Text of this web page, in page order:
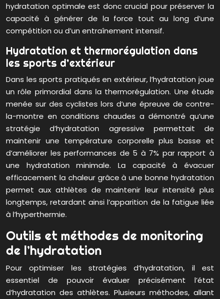
hydratation optimale est donc crucial pour préserver la
capacité à générer de la force tout au long d’une
compétition ou d’un entraînement intensif.
Hydratation et thermorégulation dans
les sports d’extérieur
Dans les sports pratiqués en extérieur, l’hydratation joue
un rôle primordial dans la thermorégulation. Une étude
menée sur des cyclistes lors d’une épreuve de contre-
la-montre en conditions chaudes a démontré qu’une
stratégie d’hydratation agressive permettait de
maintenir une température corporelle plus basse et
d’améliorer les performances de 5 à 7% par rapport à
une hydratation minimale. La capacité à évacuer
efficacement la chaleur grâce à une bonne hydratation
permet aux athlètes de maintenir leur intensité plus
longtemps, retardant ainsi l’apparition de la fatigue liée
à l’hyperthermie.
Outils et méthodes de monitoring
de l’hydratation
Pour optimiser les stratégies d’hydratation, il est
essentiel de pouvoir évaluer précisément l’état
d’hydratation des athlètes. Plusieurs méthodes, allant